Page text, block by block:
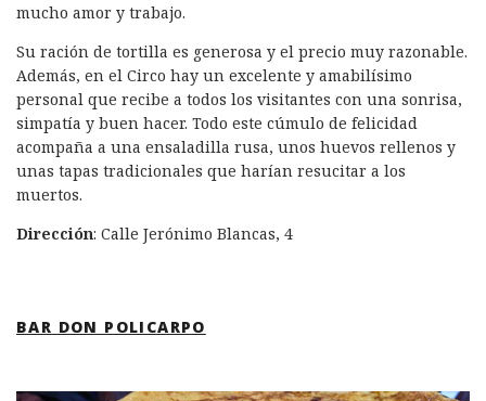
mucho amor y trabajo.
Su ración de tortilla es generosa y el precio muy razonable.
Además, en el Circo hay un excelente y amabilísimo
personal que recibe a todos los visitantes con una sonrisa,
simpatía y buen hacer. Todo este cúmulo de felicidad
acompaña a una ensaladilla rusa, unos huevos rellenos y
unas tapas tradicionales que harían resucitar a los
muertos.
Dirección: Calle Jerónimo Blancas, 4
BAR DON POLICARPO